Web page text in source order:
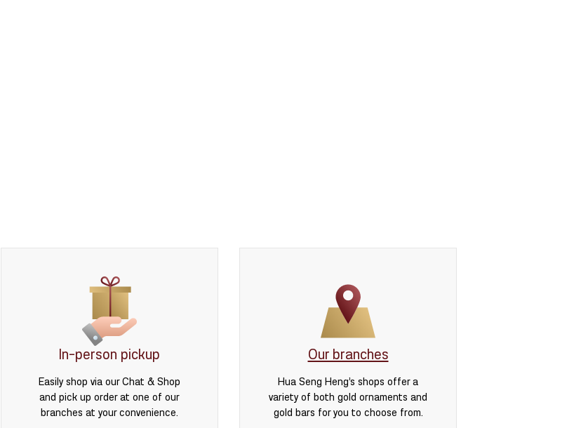
In-person pickup
Easily shop via our Chat & Shop
and pick up order at one of our
branches at your convenience.
Our branches
Hua Seng Heng’s shops offer a
variety of both gold ornaments and
gold bars for you to choose from.